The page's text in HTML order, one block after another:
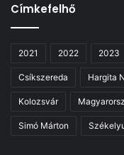
Címkefelhő
2021 2022 2023
Csíkszereda Hargita
Kolozsvár
Simó Márton